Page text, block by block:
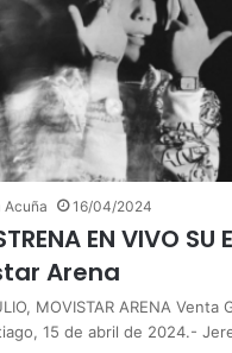
Acuña 16/04/2024
EN VIVO SU
Arena
MOVISTAR ARENA Venta
15 de abril de 2024.-